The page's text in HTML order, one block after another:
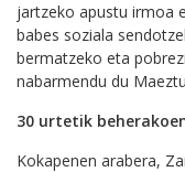
jartzeko apustu irmoa
babes soziala
bermatzeko eta
nabarmendu du
30 urtetik
Kokapenen arabera,